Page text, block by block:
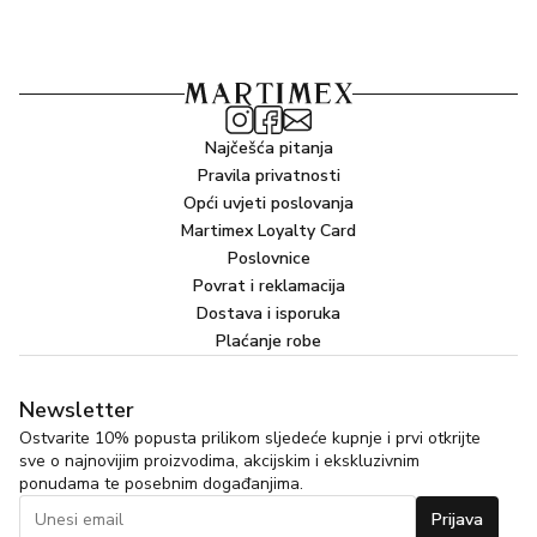
Phytate, Ethylhexylglycerin, Sodium Benzoate,
Potassium Sorbate, Parfum (Fragrance), Benzyl
Salicylate, Linalool, Limonene, Geraniol, Hexyl Cinnamal,
CI 16035 (FD&C Red No. 40)
Najčešća pitanja
Pravila privatnosti
Opći uvjeti poslovanja
Martimex Loyalty Card
Poslovnice
Povrat i reklamacija
Dostava i isporuka
Plaćanje robe
Newsletter
Ostvarite 10% popusta prilikom sljedeće kupnje i prvi otkrijte
sve o najnovijim proizvodima, akcijskim i ekskluzivnim
ponudama te posebnim događanjima.
Prijava